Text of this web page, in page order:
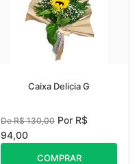
Caixa Delicia G
De R$ 130,00 Por R$
94,00
COMPRAR